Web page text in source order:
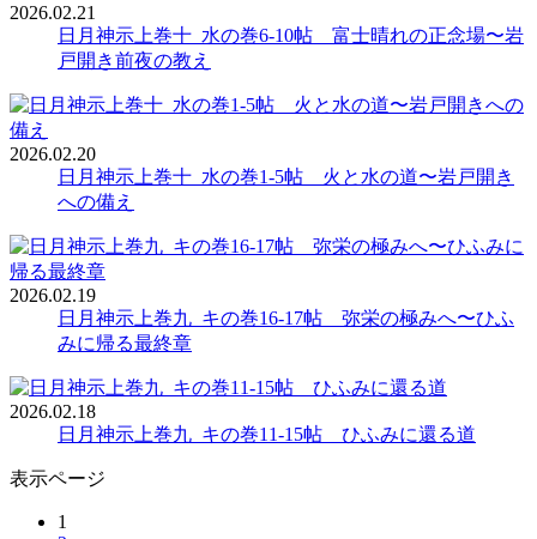
2026.02.21
日月神示上巻十_水の巻6-10帖 富士晴れの正念場〜岩
戸開き前夜の教え
2026.02.20
日月神示上巻十_水の巻1-5帖 火と水の道〜岩戸開き
への備え
2026.02.19
日月神示上巻九_キの巻16-17帖 弥栄の極みへ〜ひふ
みに帰る最終章
2026.02.18
日月神示上巻九_キの巻11-15帖 ひふみに還る道
表示ページ
1